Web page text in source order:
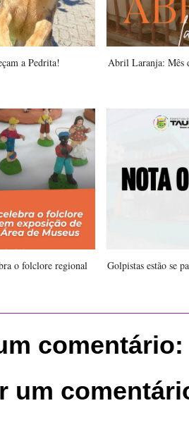
a Pedrita! Abril Laranja: Mês
o folclore regional Golpistas estão se
comentário:
um